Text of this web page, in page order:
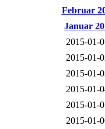
Februar
Januar
2015-01-
2015-01-
2015-01-
2015-01-
2015-01-
2015-01-